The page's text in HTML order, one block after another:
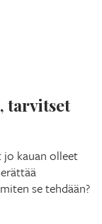
tarvitset
kauan olleet
se tehdään?